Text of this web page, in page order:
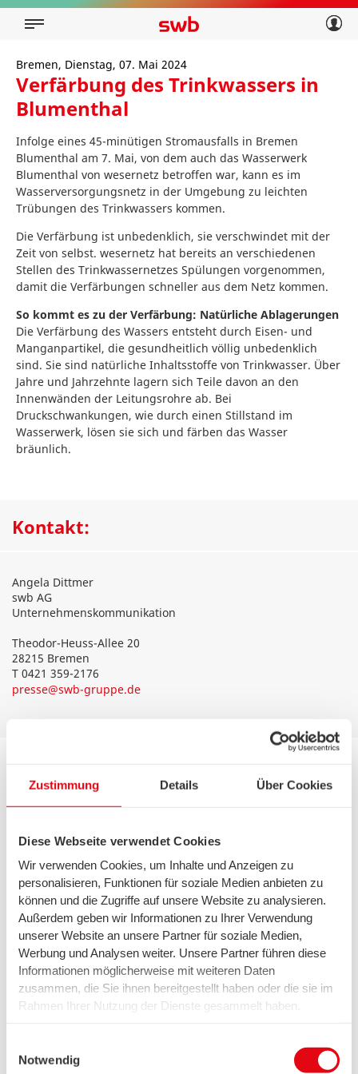
Zustimmung Details Über Cookies
Diese Webseite verwendet Cookies
Wir verwenden Cookies, um Inhalte und Anzeigen zu
personalisieren, Funktionen für soziale Medien anbieten zu
können und die Zugriffe auf unsere Website zu analysieren.
Außerdem geben wir Informationen zu Ihrer Verwendung
unserer Website an unsere Partner für soziale Medien,
Werbung und Analysen weiter. Unsere Partner führen diese
Informationen möglicherweise mit weiteren Daten
zusammen, die Sie ihnen bereitgestellt haben oder die sie im
Rahmen Ihrer Nutzung der Dienste gesammelt haben.
existiert. Das birgt das Risiko des unbemerkten Zugriffs
Notwendig
Privatkunden
Über swb
Bremen, Dienstag, 07. Mai 2024
Verfärbung des Trinkwassers in
Blumenthal
Infolge eines 45-minütigen Stromausfalls in Bremen
Blumenthal am 7. Mai, von dem auch das Wasserwerk
Blumenthal von wesernetz betroffen war, kann es im
Wasserversorgungsnetz in der Umgebung zu leichten
Trübungen des Trinkwassers kommen.
Die Verfärbung ist unbedenklich, sie verschwindet mit der
Zeit von selbst. wesernetz hat bereits an verschiedenen
Stellen des Trinkwassernetzes Spülungen vorgenommen,
damit die Verfärbungen schneller aus dem Netz kommen.
So kommt es zu der Verfärbung: Natürliche Ablagerungen
Die Verfärbung des Wassers entsteht durch Eisen- und
Manganpartikel, die gesundheitlich völlig unbedenklich
sind. Sie sind natürliche Inhaltsstoffe von Trinkwasser. Über
Jahre und Jahrzehnte lagern sich Teile davon an den
Innenwänden der Leitungsrohre ab. Bei
Druckschwankungen, wie durch einen Stillstand im
Wasserwerk, lösen sie sich und färben das Wasser
bräunlich.
Kontakt:
Angela Dittmer
swb AG
Unternehmenskommunikation
Theodor-Heuss-Allee 20
28215 Bremen
T 0421 359-2176
presse@swb-gruppe.de
Kontakt Bremen
0421 359-3590
Mo. – Fr. 8.00 – 18.00 Uhr
Kontakt Telekommunikation
0800 887-6000
Mo. – Fr. 8.00 – 18.00 Uhr
Sa. 9.00 – 14.00 Uhr
Zertifikate